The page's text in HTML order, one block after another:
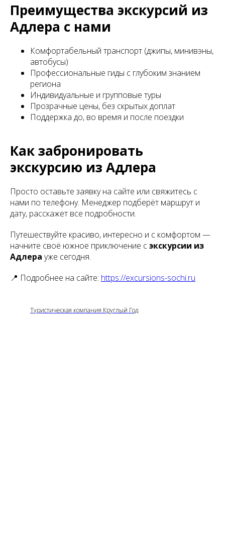
Преимущества экскурсий из
Адлера с нами
Комфортабельный транспорт (джипы, минивэны,
автобусы)
Профессиональные гиды с глубоким знанием
региона
Индивидуальные и групповые туры
Прозрачные цены, без скрытых доплат
Поддержка до, во время и после поездки
Как забронировать
экскурсию из Адлера
Просто оставьте заявку на сайте или свяжитесь с
нами по телефону. Менеджер подберёт маршрут и
дату, расскажет все подробности.
Путешествуйте красиво, интересно и с комфортом —
начните своё южное приключение сэкскурсии из
Адлера уже сегодня.
📍 Подробнее на сайте: https://excursions-sochi.ru
Туристическая компания Круглый Год